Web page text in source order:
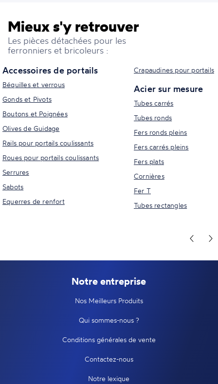
Mieux s'y retrouver
Les pièces détachées pour les
ferronniers et bricoleurs :
Accessoires de portails
Béquilles et verrous
Gonds et Pivots
Boutons et Poignées
Olives de Guidage
Rails pour portails coulissants
Roues pour portails coulissants
Serrures
Sabots
Equerres de renfort
Crapaudines pour portails
Acier sur mesure
Tubes carrés
Tubes ronds
Fers ronds pleins
Fers carrés pleins
Fers plats
Cornières
Fer T
Tubes rectangles
Notre entreprise
Nos Meilleurs Produits
Qui sommes-nous ?
Conditions générales de vente
Contactez-nous
Notre lexique